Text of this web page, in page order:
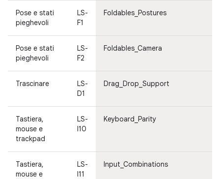
Pose e stati
pieghevoli
LS-
F1
Foldables_Postures
Pose e stati
pieghevoli
LS-
F2
Foldables_Camera
Trascinare
LS-
D1
Drag_Drop_Support
Tastiera,
mouse e
trackpad
LS-
I10
Keyboard_Parity
Tastiera,
mouse e
LS-
I11
Input_Combinations